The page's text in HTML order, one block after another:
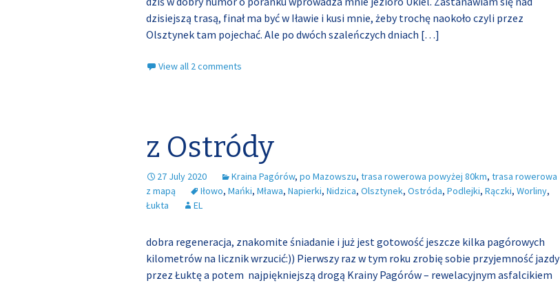
dzisiejszą trasą, finał ma być w Iławie i kusi mnie, żeby trochę naokoło czyli przez
Olsztynek tam pojechać. Ale po dwóch szaleńczych dniach […]
View all 2 comments
z Ostródy
27 July 2020 Kraina Pagórów, po Mazowszu, trasa rowerowa powyżej 80km, trasa rowerowa
z mapą
Iłowo, Mańki, Mława, Napierki, Nidzica, Olsztynek, Ostróda, Podlejki, Rączki, Worliny,
Łukta
EL
dobra regeneracja, znakomite śniadanie i już jest gotowość jeszcze kilka pagórowych
kilometrów na licznik wrzucić:)) Pierwszy raz w tym roku zrobię sobie przyjemność jazdy
przez Łuktę a potem najpiękniejszą drogą Krainy Pagórów – rewelacyjnym asfalcikiem